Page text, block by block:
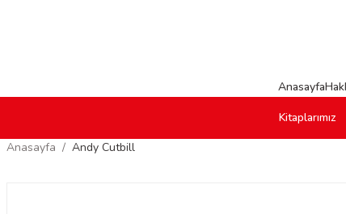
Anasayfa
Kitaplarımız
Anasayfa
Andy Cutbill